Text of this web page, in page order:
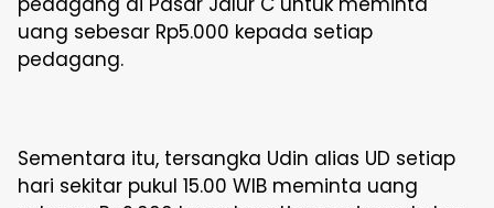
uang sebesar Rp5.000 kepada setiap
pedagang.
Sementara itu, tersangka Udin alias UD setiap
hari sekitar pukul 15.00 WIB meminta uang